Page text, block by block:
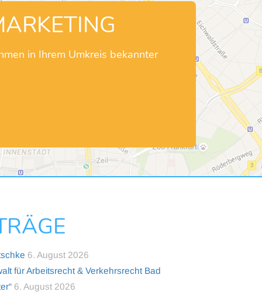
in Ihrem Umkreis bekannter
6. August 2026
für Arbeitsrecht & Verkehrsrecht Bad
6. August 2026